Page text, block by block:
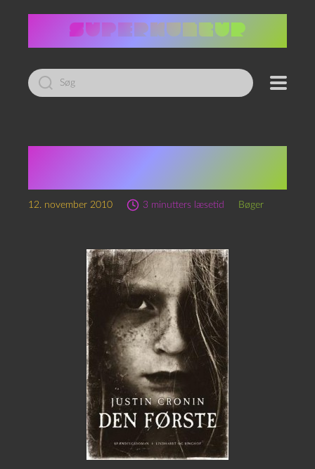
Led
efter:
12. november 2010 3 minutters læsetid Bøger